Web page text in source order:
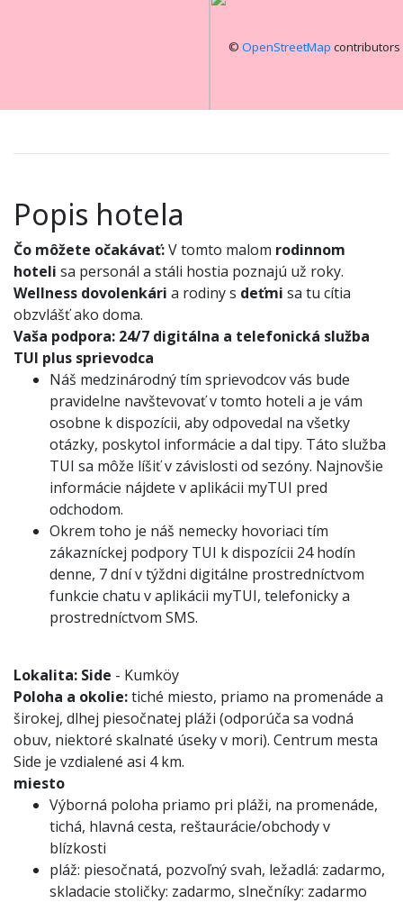
© OpenStreetMap contributors
Popis hotela
Čo môžete očakávať:V tomto malom rodinnom
hoteli sa personál a stáli hostia poznajú už roky.
Wellness dovolenkári a rodiny s deťmi sa tu cítia
obzvlášť ako doma.
Vaša podpora: 24/7 digitálna a telefonická služba
TUI plus sprievodca
Náš medzinárodný tím sprievodcov vás bude
pravidelne navštevovať v tomto hoteli a je vám
osobne k dispozícii, aby odpovedal na všetky
otázky, poskytol informácie a dal tipy. Táto služba
TUI sa môže líšiť v závislosti od sezóny. Najnovšie
informácie nájdete v aplikácii myTUI pred
odchodom.
Okrem toho je náš nemecky hovoriaci tím
zákazníckej podpory TUI k dispozícii 24 hodín
denne, 7 dní v týždni digitálne prostredníctvom
funkcie chatu v aplikácii myTUI, telefonicky a
prostredníctvom SMS.
Lokalita: Side - Kumköy
Poloha a okolie:tiché miesto, priamo na promenáde a
širokej, dlhej piesočnatej pláži (odporúča sa vodná
obuv, niektoré skalnaté úseky v mori). Centrum mesta
Side je vzdialené asi 4 km.
miesto
Výborná poloha priamo pri pláži, na promenáde,
tichá, hlavná cesta, reštaurácie/obchody v
blízkosti
pláž: piesočnatá, pozvoľný svah, ležadlá: zadarmo,
skladacie stoličky: zadarmo, slnečníky: zadarmo